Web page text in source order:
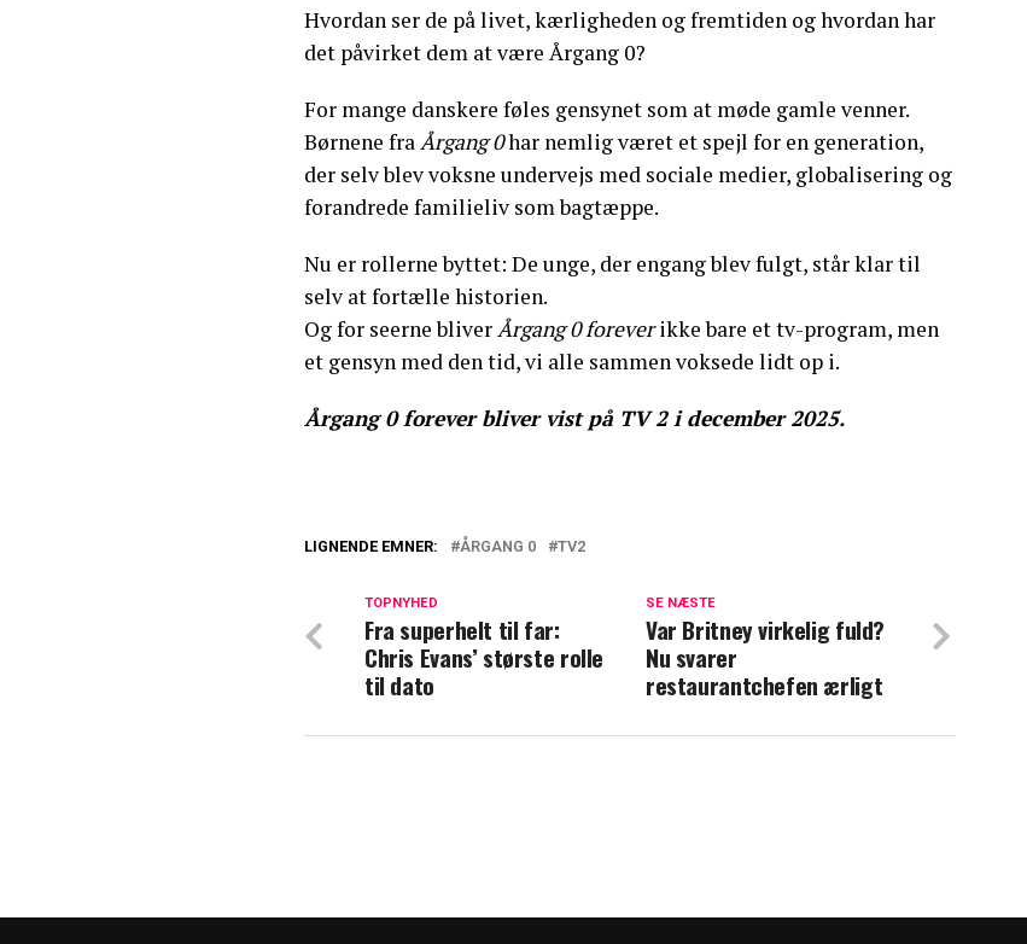
Hvordan ser de på livet, kærligheden og fremtiden og hvordan har
det påvirket dem at være Årgang 0?
For mange danskere føles gensynet som at møde gamle venner.
Børnene fraÅrgang 0har nemlig været et spejl for en generation,
der selv blev voksne undervejs med sociale medier, globalisering og
forandrede familieliv som bagtæppe.
Nu er rollerne byttet: De unge, der engang blev fulgt, står klar til
selv at fortælle historien.
Og for seerne bliverÅrgang 0 foreverikke bare et tv-program, men
et gensyn med den tid, vi alle sammen voksede lidt op i.
Årgang 0 forever bliver vist på TV 2 i december 2025.
skilsmisse
TV 2-stjerne på hospitalet: Kørt over af konen
LIGNENDE EMNER: ÅRGANG 0 TV2
SE NÆSTE
Var Britney virkelig fuld?
Nu svarer
restaurantchefen ærligt
TOPNYHED
Fra superhelt til far:
Chris Evans’ største rolle
til dato